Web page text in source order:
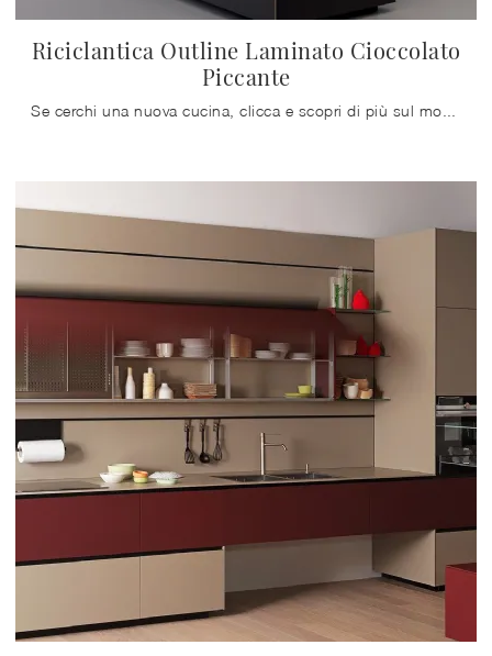
Riciclantica Outline Laminato Cioccolato
Piccante